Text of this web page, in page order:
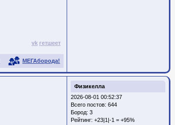
vk гетшеет
МЕГАборода!
Физикелла
2026-08-01 00:52:37
Всего постов: 644
Бород: 3
Рейтинг: +23|1|-1 = +95%